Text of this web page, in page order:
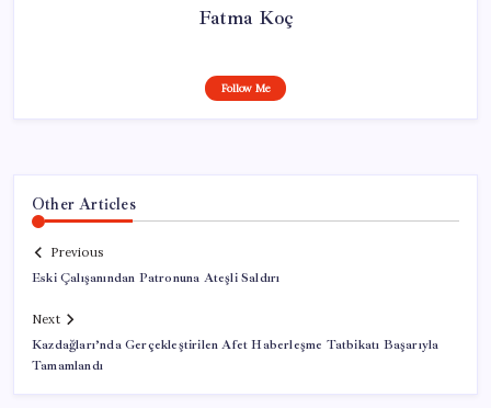
Fatma Koç
Follow Me
Other Articles
Previous
Eski Çalışanından Patronuna Ateşli Saldırı
Next
Kazdağları’nda Gerçekleştirilen Afet Haberleşme Tatbikatı Başarıyla
Tamamlandı